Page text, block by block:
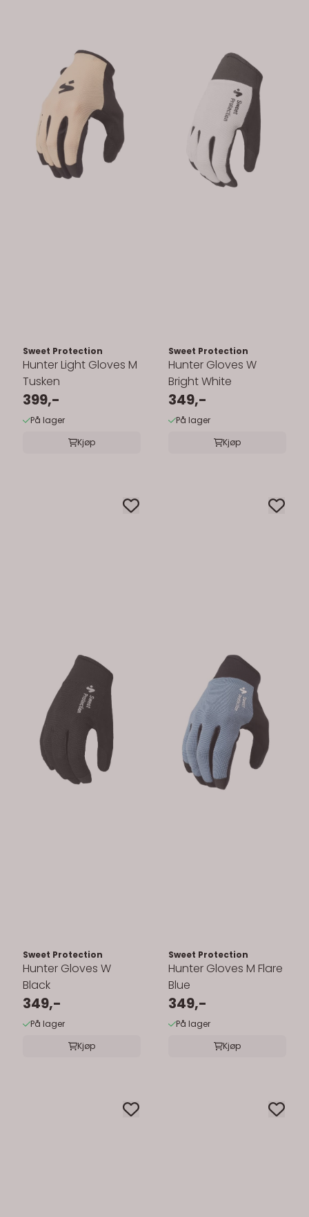
Sweet Protection
Hunter Light Gloves M
Tusken
399,-
På lager
Kjøp
Sweet Protection
Hunter Gloves W
Bright White
349,-
På lager
Kjøp
Sweet Protection
Hunter Gloves W
Black
349,-
På lager
Kjøp
Sweet Protection
Hunter Gloves M Flare
Blue
349,-
På lager
Kjøp